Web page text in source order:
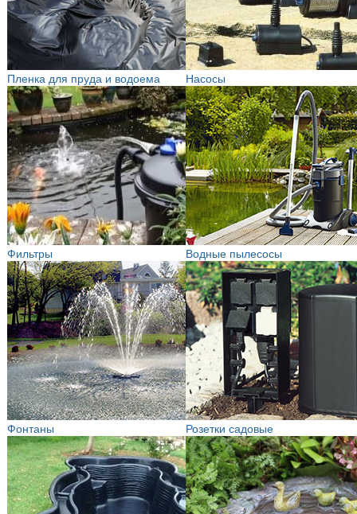
Пленка для пруда и водоема Насосы
Фильтры Водные пылесосы
Фонтаны Розетки садовые